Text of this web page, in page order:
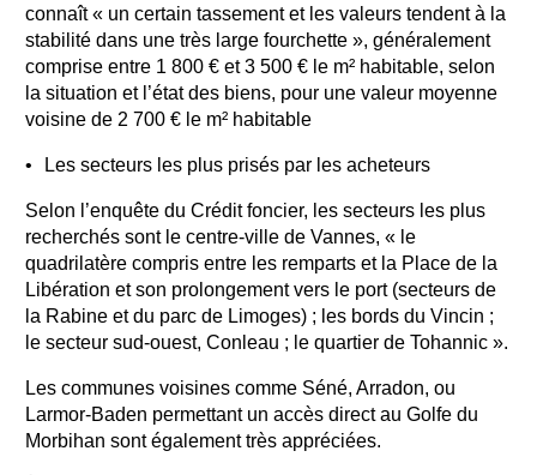
connaît « un certain tassement et les valeurs tendent à la
stabilité dans une très large fourchette », généralement
comprise entre 1 800 € et 3 500 € le m² habitable, selon
la situation et l’état des biens, pour une valeur moyenne
voisine de 2 700 € le m² habitable
Les secteurs les plus prisés par les acheteurs
Selon l’enquête du Crédit foncier, les secteurs les plus
recherchés sont le centre-ville de Vannes, « le
quadrilatère compris entre les remparts et la Place de la
Libération et son prolongement vers le port (secteurs de
la Rabine et du parc de Limoges) ; les bords du Vincin ;
le secteur sud-ouest, Conleau ; le quartier de Tohannic ».
Les communes voisines comme Séné, Arradon, ou
Larmor-Baden permettant un accès direct au Golfe du
Morbihan sont également très appréciées.